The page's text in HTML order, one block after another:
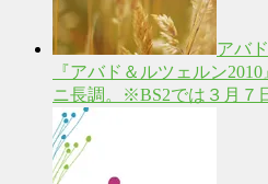
アバ
『アバド＆ルツェルン
ニ長調。※BS2では３月７